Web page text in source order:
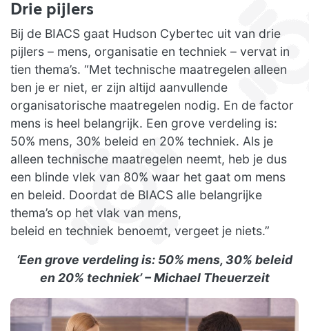
Drie pijlers
Bij de BIACS gaat Hudson Cybertec uit van drie
pijlers – mens, organisatie en techniek – vervat in
tien thema’s. “Met technische maatregelen alleen
ben je er niet, er zijn altijd aanvullende
organisatorische maatregelen nodig. En de factor
mens is heel belangrijk. Een grove verdeling is:
50% mens, 30% beleid en 20% techniek. Als je
alleen technische maatregelen neemt, heb je dus
een blinde vlek van 80% waar het gaat om mens
en beleid. Doordat de BIACS alle belangrijke
thema’s op het vlak van mens,
beleid en techniek benoemt, vergeet je niets.”
‘Een grove verdeling is: 50% mens, 30% beleid
en 20% techniek’ – Michael Theuerzeit